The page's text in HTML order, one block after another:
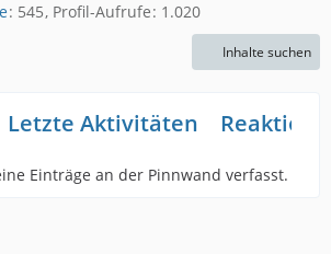
545 Profil-Aufrufe 1.020
Inhalte suchen
Letzte Aktivitäten
Einträge an der Pinnwand verfasst.